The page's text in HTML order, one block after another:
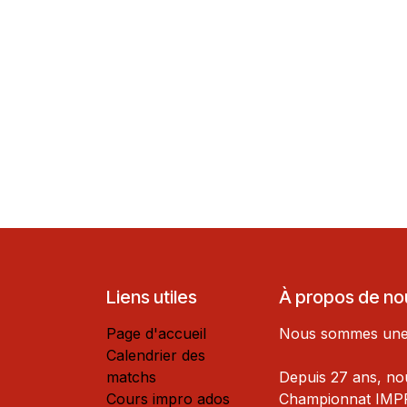
Liens utiles
Page d'accueil
Calendrier des
matchs
Cours impro ados
À propos de
Nous sommes
Depuis 27 ans,
Championnat